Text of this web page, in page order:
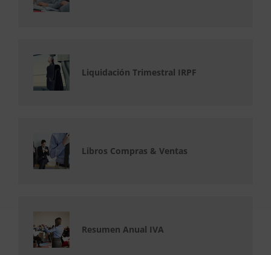
Liquidación Trimestral IRPF
Libros Compras & Ventas
Resumen Anual IVA